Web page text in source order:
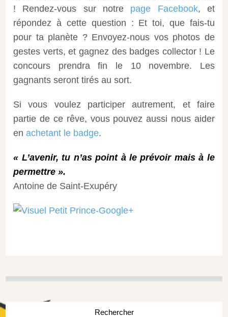
! Rendez-vous sur notre page Facebook, et
répondez à cette question : Et toi, que fais-tu
pour ta planète ? Envoyez-nous vos photos de
gestes verts, et gagnez des badges collector ! Le
concours prendra fin le 10 novembre. Les
gagnants seront tirés au sort.
Si vous voulez participer autrement, et faire
partie de ce rêve, vous pouvez aussi nous aider
enachetant le badge.
« L’avenir, tu n’as point à le prévoir mais à le
permettre ».
Antoine de Saint-Exupéry
Rechercher